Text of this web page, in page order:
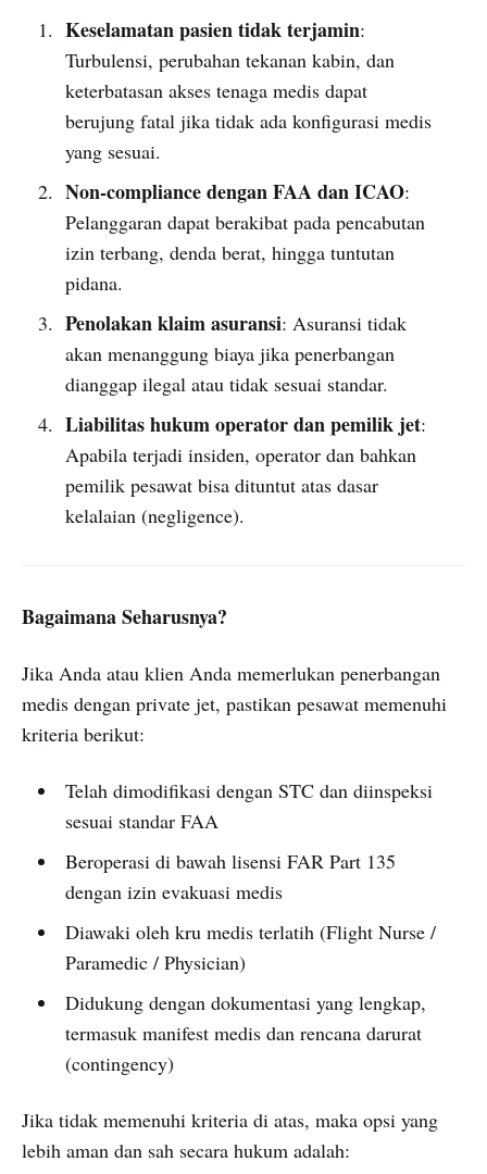
Keselamatan pasien tidak terjamin:
Turbulensi, perubahan tekanan kabin, dan
keterbatasan akses tenaga medis dapat
berujung fatal jika tidak ada konfigurasi medis
yang sesuai.
Non-compliance dengan FAA dan ICAO:
Pelanggaran dapat berakibat pada pencabutan
izin terbang, denda berat, hingga tuntutan
pidana.
Penolakan klaim asuransi: Asuransi tidak
akan menanggung biaya jika penerbangan
dianggap ilegal atau tidak sesuai standar.
Liabilitas hukum operator dan pemilik jet:
Apabila terjadi insiden, operator dan bahkan
pemilik pesawat bisa dituntut atas dasar
kelalaian (negligence).
Bagaimana Seharusnya?
Jika Anda atau klien Anda memerlukan penerbangan
medis dengan private jet, pastikan pesawat memenuhi
kriteria berikut:
Telah dimodifikasi dengan STC dan diinspeksi
sesuai standar FAA
Beroperasi di bawah lisensi FAR Part 135
dengan izin evakuasi medis
Diawaki oleh kru medis terlatih (Flight Nurse /
Paramedic / Physician)
Didukung dengan dokumentasi yang lengkap,
termasuk manifest medis dan rencana darurat
(contingency)
Jika tidak memenuhi kriteria di atas, maka opsi yang
lebih aman dan sah secara hukum adalah: